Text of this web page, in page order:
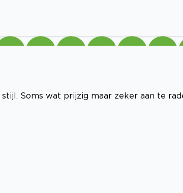
Soms wat prijzig maar zeker aan te